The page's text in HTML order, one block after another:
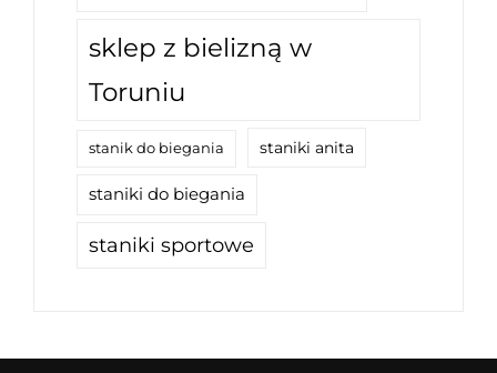
sklep z bielizną w
Toruniu
stanik do biegania staniki anita
staniki do biegania
staniki sportowe